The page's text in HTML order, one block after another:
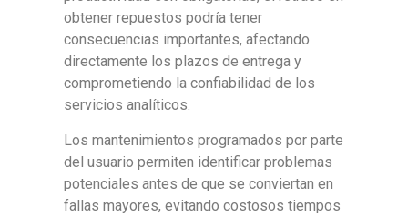
obtener repuestos podría tener
consecuencias importantes, afectando
directamente los plazos de entrega y
comprometiendo la confiabilidad de los
servicios analíticos.
Los mantenimientos programados por parte
del usuario permiten identificar problemas
potenciales antes de que se conviertan en
fallas mayores, evitando costosos tiempos